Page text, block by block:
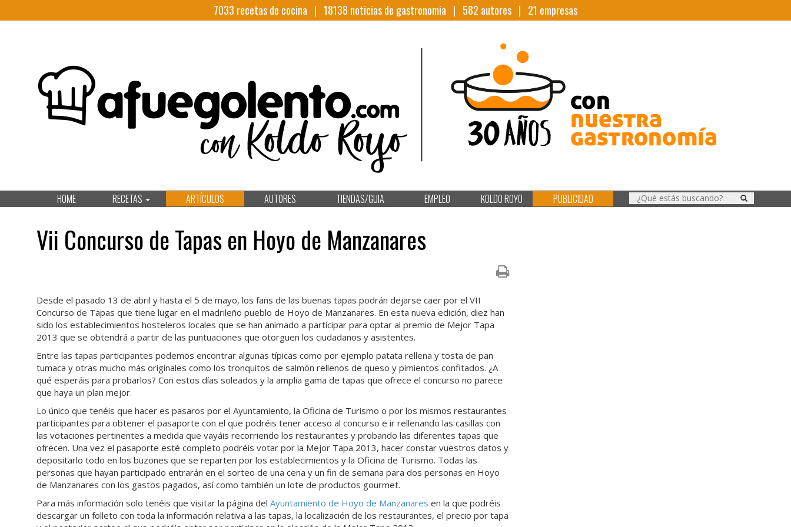
7033 recetas de cocina | 18138 noticias de gastronomia | 582 autores | 21 empresas
HOME RECETAS ARTÍCULOS AUTORES TIENDAS/GUIA EMPLEO KOLDO ROYO PUBLICIDAD
Vii Concurso de Tapas en Hoyo de Manzanares
Desde el pasado 13 de abril y hasta el 5 de mayo, los fans de las buenas tapas podrán dejarse caer por el VII
Concurso de Tapas que tiene lugar en el madrileño pueblo de Hoyo de Manzanares. En esta nueva edición, diez han
sido los establecimientos hosteleros locales que se han animado a participar para optar al premio de Mejor Tapa
2013 que se obtendrá a partir de las puntuaciones que otorguen los ciudadanos y asistentes.
Entre las tapas participantes podemos encontrar algunas típicas como por ejemplo patata rellena y tosta de pan
tumaca y otras mucho más originales como los tronquitos de salmón rellenos de queso y pimientos confitados. ¿A
qué esperáis para probarlos? Con estos días soleados y la amplia gama de tapas que ofrece el concurso no parece
que haya un plan mejor.
Lo único que tenéis que hacer es pasaros por el Ayuntamiento, la Oficina de Turismo o por los mismos restaurantes
participantes para obtener el pasaporte con el que podréis tener acceso al concurso e ir rellenando las casillas con
las votaciones pertinentes a medida que vayáis recorriendo los restaurantes y probando las diferentes tapas que
ofrecen. Una vez el pasaporte esté completo podréis votar por la Mejor Tapa 2013, hacer constar vuestros datos y
depositarlo todo en los buzones que se reparten por los establecimientos y la Oficina de Turismo. Todas las
personas que hayan participado entrarán en el sorteo de una cena y un fin de semana para dos personas en Hoyo
de Manzanares con los gastos pagados, así como también un lote de productos gourmet.
Para más información solo tenéis que visitar la página del Ayuntamiento de Hoyo de Manzanares en la que podréis
descargar un folleto con toda la información relativa a las tapas, la localización de los restaurantes, el precio por tapa